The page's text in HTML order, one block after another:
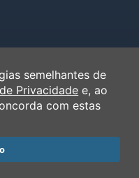
semelhantes de
Privacidade e, ao
com estas